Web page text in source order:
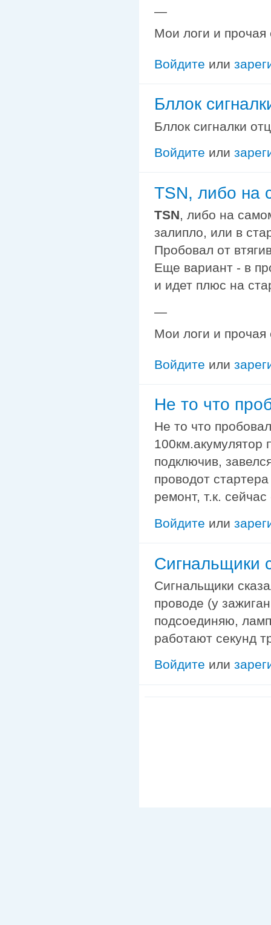
—
Мои логи и
Войдите или
Бллок
Бллок сигналки
Войдите или
TSN, либо на
TSN, либо на
залипло, или в
Пробовал от
Еще вариант - в
и идет плюс на
—
Мои логи и
Войдите или
Не то что
Не то что
100км.акумулятор
подключив,
проводот
ремонт, т.к.
Войдите или
Сигнальщики
Сигнальщики
проводе (у
подсоединяю,
работают секунд
Войдите или